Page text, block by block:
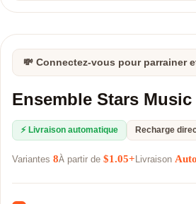
💸 Connectez-vous pour parrainer
Ensemble Stars Music
⚡ Livraison automatique Recharge
Variantes 8À partir de $1.05+ Livraison